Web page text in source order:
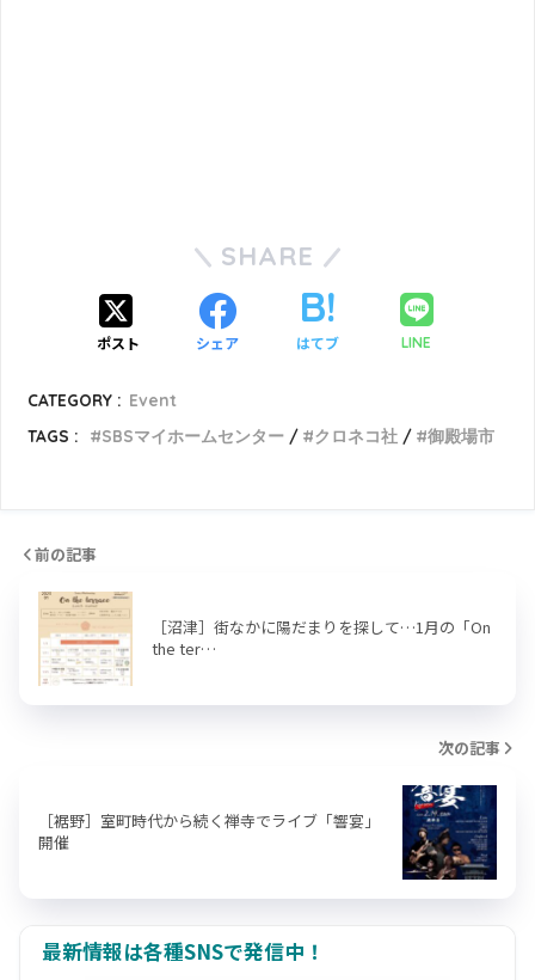
SHARE
ポスト シェア はてブ LINE
CATEGORY : Event
TAGS :
SBSマイホームセンター クロネコ社 御殿場市
前の記事
［沼津］街なかに陽だまりを探して…1月の「On
the ter…
次の記事
［裾野］室町時代から続く禅寺でライブ「響宴」
開催
最新情報は各種SNSで発信中！